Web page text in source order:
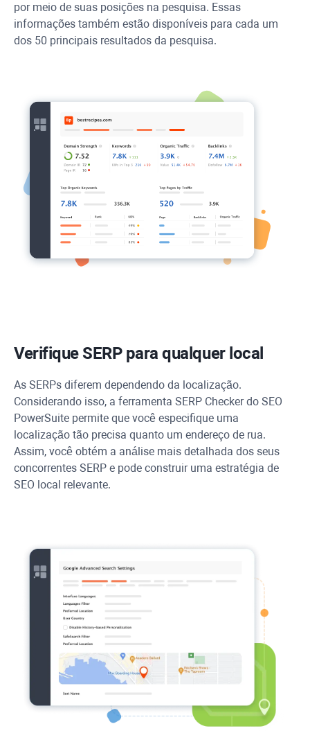
por meio de suas posições na pesquisa. Essas
informações também estão disponíveis para cada um
dos 50 principais resultados da pesquisa.
Verifique SERP para qualquer local
As SERPs diferem dependendo da localização.
Considerando isso, a ferramenta SERP Checker do SEO
PowerSuite permite que você especifique uma
localização tão precisa quanto um endereço de rua.
Assim, você obtém a análise mais detalhada dos seus
concorrentes SERP e pode construir uma estratégia de
SEO local relevante.